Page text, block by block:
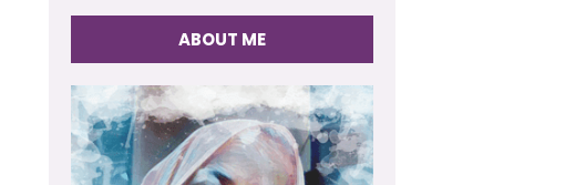
ABOUT ME